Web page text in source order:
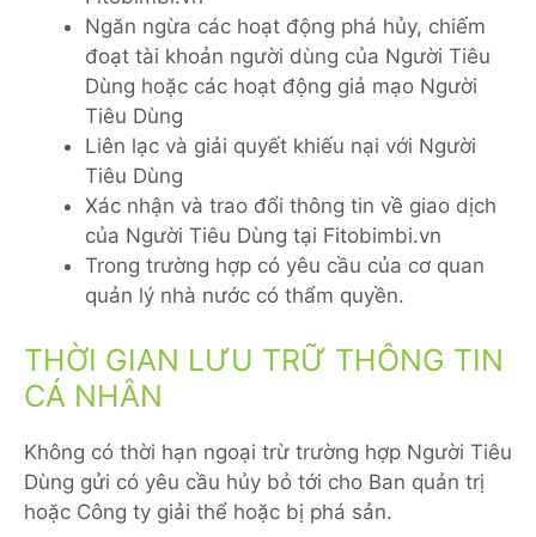
Ngăn ngừa các hoạt động phá hủy, chiếm
đoạt tài khoản người dùng của Người Tiêu
Dùng hoặc các hoạt động giả mạo Người
Tiêu Dùng
Liên lạc và giải quyết khiếu nại với Người
Tiêu Dùng
Xác nhận và trao đổi thông tin về giao dịch
của Người Tiêu Dùng tại Fitobimbi.vn
Trong trường hợp có yêu cầu của cơ quan
quản lý nhà nước có thẩm quyền.
THỜI GIAN LƯU TRỮ THÔNG TIN
CÁ NHÂN
Không có thời hạn ngoại trừ trường hợp Người Tiêu
Dùng gửi có yêu cầu hủy bỏ tới cho Ban quản trị
hoặc Công ty giải thể hoặc bị phá sản.